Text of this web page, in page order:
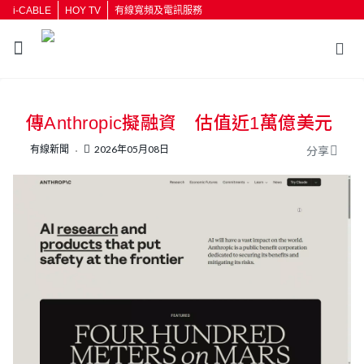
i-CABLE HOY TV 有線寬頻及電訊服務
按輸入鍵開始搜尋
傳Anthropic擬融資 估值近1萬億美元
有線新聞 2026年05月08日 分享